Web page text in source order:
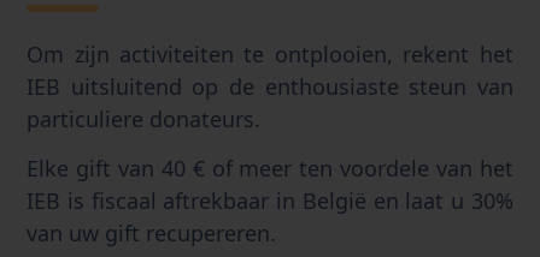
Om zijn activiteiten te ontplooien, rekent het
IEB uitsluitend op de enthousiaste steun van
particuliere donateurs.
Elke gift van 40 € of meer ten voordele van het
IEB is fiscaal aftrekbaar in België en laat u 30%
van uw gift recupereren.